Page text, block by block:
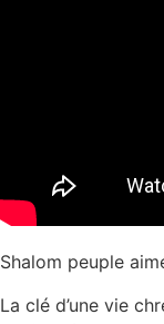
Shalom peuple
La clé d’une vie